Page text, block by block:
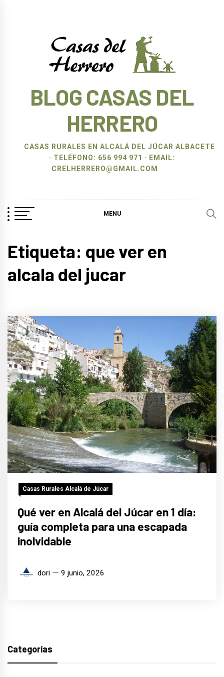
BLOG CASAS DEL
HERRERO
CASAS RURALES EN ALCALÁ DEL JÚCAR ALBACETE
· TELÉFONO: 656 994 971 · EMAIL:
CRELHERRERO@GMAIL.COM
MENU
Etiqueta: que ver en
alcala del jucar
Casas Rurales Alcalá de Júcar
Qué ver en Alcalá del Júcar en 1 día:
guía completa para una escapada
inolvidable
dori 9 junio, 2026
Categorías